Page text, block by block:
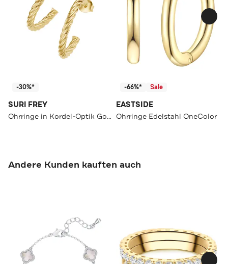
-30%*
SURI FREY
Ohrringe in Kordel-Optik Gold
-66%* Sale
EASTSIDE
Ohrringe Edelstahl OneColor
Andere Kunden kauften auch